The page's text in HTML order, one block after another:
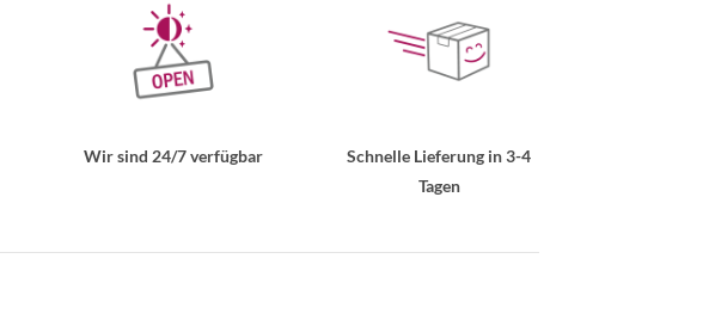
Wir sind 24/7 verfügbar
Schnelle Lieferung in 3-4
Tagen